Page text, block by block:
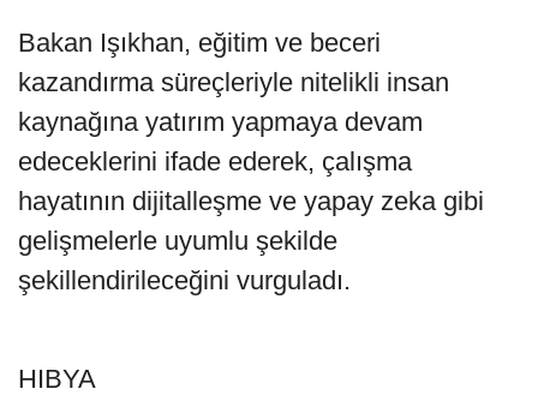
Bakan Işıkhan, eğitim ve beceri
kazandırma süreçleriyle nitelikli insan
kaynağına yatırım yapmaya devam
edeceklerini ifade ederek, çalışma
hayatının dijitalleşme ve yapay zeka gibi
gelişmelerle uyumlu şekilde
şekillendirileceğini vurguladı.
HIBYA